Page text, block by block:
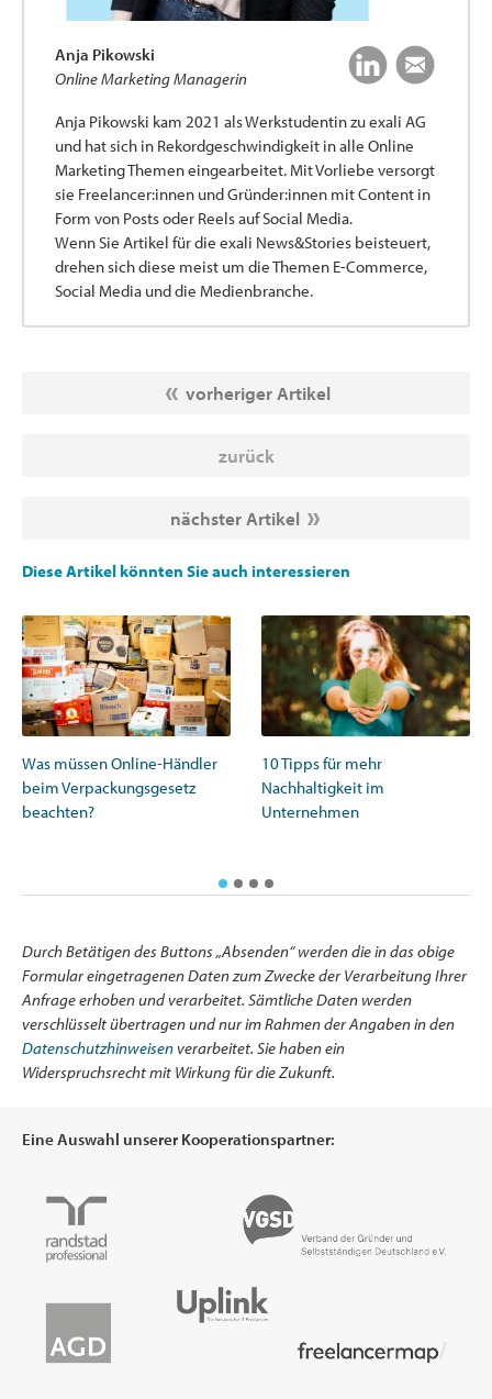
Anja Pikowski
Online Marketing Managerin
Anja Pikowski kam 2021 als Werkstudentin zu exali AG
und hat sich in Rekordgeschwindigkeit in alle Online
Marketing Themen eingearbeitet. Mit Vorliebe versorgt
sie Freelancer:innen und Gründer:innen mit Content in
Form von Posts oder Reels auf Social Media.
Wenn Sie Artikel für die exali News&Stories beisteuert,
drehen sich diese meist um die Themen E-Commerce,
Social Media und die Medienbranche.
vorheriger Artikel
zurück
nächster Artikel
Diese Artikel könnten Sie auch interessieren
Was müssen Online-Händler
beim Verpackungsgesetz
beachten?
10 Tipps für mehr
Nachhaltigkeit im
Unternehmen
Durch Betätigen des Buttons „Absenden“ werden die in das obige
Formular eingetragenen Daten zum Zwecke der Verarbeitung Ihrer
Anfrage erhoben und verarbeitet. Sämtliche Daten werden
verschlüsselt übertragen und nur im Rahmen der Angaben in den
Datenschutzhinweisenverarbeitet. Sie haben ein
Widerspruchsrecht mit Wirkung für die Zukunft.
Eine Auswahl unserer Kooperationspartner: